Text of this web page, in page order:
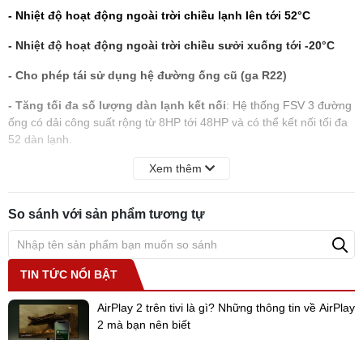
- Nhiệt độ hoạt động ngoài trời chiều lạnh lên tới 52°C
- Nhiệt độ hoạt động ngoài trời chiều sưởi xuống tới -20°C
- Cho phép tái sử dụng hệ đường ống cũ (ga R22)
- Tăng tối đa số lượng dàn lạnh kết nối: Hệ thống FSV 3 đường
ống có dải công suất rộng từ 8HP tới 48HP và có thể kết nối tối đa
52 dàn lạnh.
- Chiều dài đường ống lớn:Dễ dàng đáp ứng được yêu cầu kỹ
dàn nóng và dàn lạnh lên tới 90m, giữa 2 dàn lạnh lên tới 30m.
- Tiết kiệm điện năng vượt trội : Hiệu suất vận hành được nâng
cao dp sử dụng môi chất lạnh R410a, máy nén biền dần DC và dàn
trao đổi nhiệt kiểu mới.
- Độ dài đường ống kết nối dàn lạnh sau bộ chia gas đầu tiên
lên đến 40m:Hệ thống có thể kết nối tối đa 52 dàn lạnh, đường
Xem thêm
So sánh với sản phẩm tương tự
TIN TỨC NỔI BẬT
AirPlay 2 trên tivi là gì? Những thông tin về AirPlay
2 mà bạn nên biết